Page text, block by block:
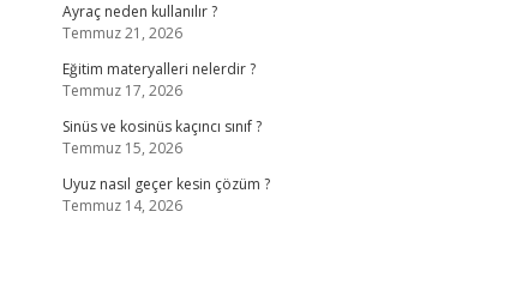
Ayraç neden kullanılır ?
Temmuz 21, 2026
Eğitim materyalleri nelerdir ?
Temmuz 17, 2026
Sinüs ve kosinüs kaçıncı sınıf ?
Temmuz 15, 2026
Uyuz nasıl geçer kesin çözüm ?
Temmuz 14, 2026